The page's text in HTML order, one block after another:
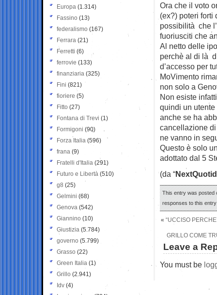
Ora che il voto
(ex?) poteri forti
possibilità che
fuoriusciti che
Al netto delle
perchè al di là
d’accesso per
MoVimento
non solo a
Non esiste
quindi un
anche se ha
cancellazione di
ne vanno in
Questo è solo
adottato dal 5
(da “
This entry was posted
responses to this
« “UCCISO
GRILLO COME
Leave a
You must be
Europa (1.314)
Fassino (13)
federalismo (167)
Ferrara (21)
Ferretti (6)
ferrovie (133)
finanziaria (325)
Fini (821)
fioriere (5)
Fitto (27)
Fontana di Trevi (1)
Formigoni (90)
Forza Italia (596)
frana (9)
Fratelli d'Italia (291)
Futuro e Libertà (510)
g8 (25)
Gelmini (68)
Genova (542)
Giannino (10)
Giustizia (5.784)
governo (5.799)
Grasso (22)
Green Italia (1)
Grillo (2.941)
Idv (4)